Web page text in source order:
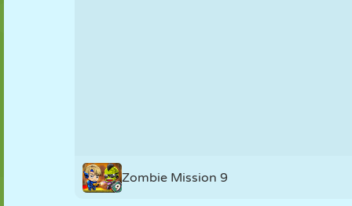
Zombie Mission 9